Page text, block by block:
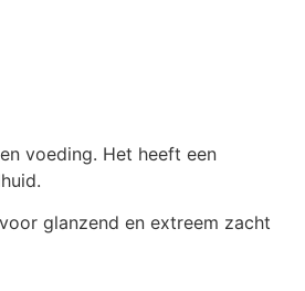
voeding. Het heeft een
glanzend en extreem zacht